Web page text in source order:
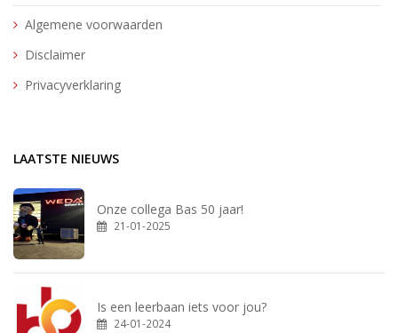
Algemene voorwaarden
Disclaimer
Privacyverklaring
LAATSTE NIEUWS
Onze collega Bas 50 jaar!
21-01-2025
Is een leerbaan iets voor jou?
24-01-2024